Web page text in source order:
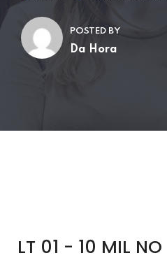
POSTED BY
Da Hora
LT 01 - 10 MIL NO